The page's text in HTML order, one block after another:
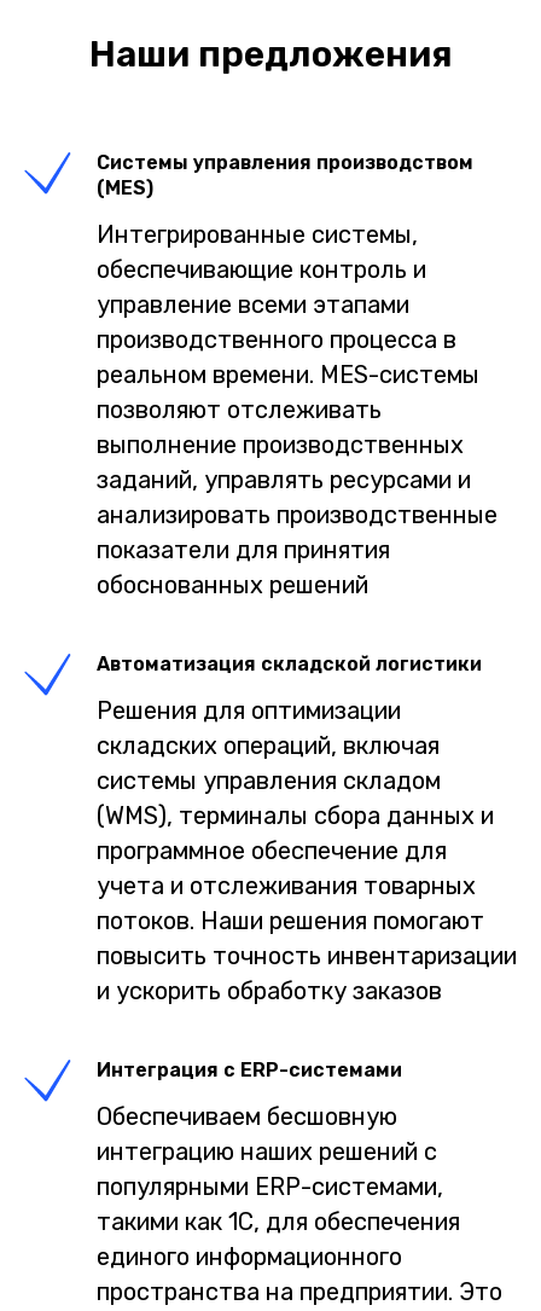
Наши предложения
Системы управления производством
(MES)
Интегрированные системы,
обеспечивающие контроль и
управление всеми этапами
производственного процесса в
реальном времени. MES-системы
позволяют отслеживать
выполнение производственных
заданий, управлять ресурсами и
анализировать производственные
показатели для принятия
обоснованных решений
Автоматизация складской логистики
Решения для оптимизации
складских операций, включая
системы управления складом
(WMS), терминалы сбора данных и
программное обеспечение для
учета и отслеживания товарных
потоков. Наши решения помогают
повысить точность инвентаризации
и ускорить обработку заказов
Интеграция с ERP-системами
Обеспечиваем бесшовную
интеграцию наших решений с
популярными ERP-системами,
такими как 1С, для обеспечения
единого информационного
пространства на предприятии. Это